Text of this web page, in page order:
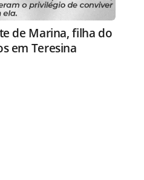
de Marina, filha do
em Teresina